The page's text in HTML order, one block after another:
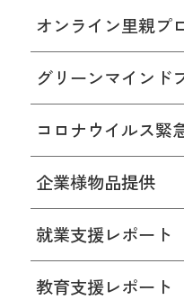
オンライン里親プ
グリーンマインド
コロナウイルス緊
企業様物品提供
就業支援レポート
教育支援レポート